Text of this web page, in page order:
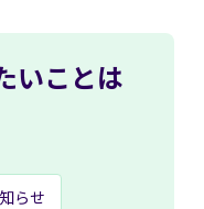
いことは
らせ